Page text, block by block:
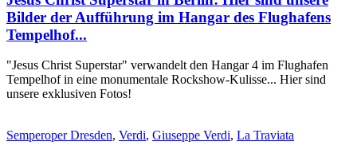
Bilder der Aufführung im Hangar des Flughafens
Tempelhof...
"Jesus Christ Superstar" verwandelt den Hangar 4 im Flughafen
Tempelhof in eine monumentale Rockshow-Kulisse... Hier sind
unsere exklusiven Fotos!
Semperoper Dresden, Verdi, Giuseppe Verdi, La Traviata